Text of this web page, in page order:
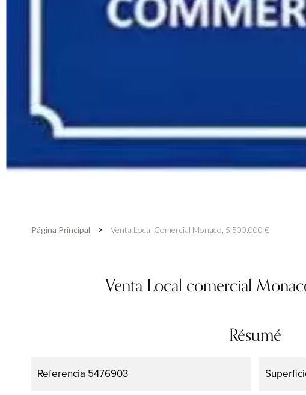
Página Principal Venta Local Comercial Monaco, 5.500.000 €
Venta Local comercial
Résumé
Referencia 5476903